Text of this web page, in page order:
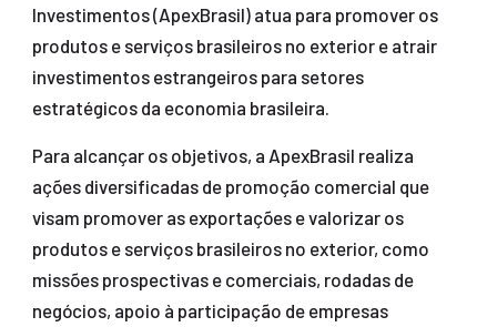
Investimentos (ApexBrasil) atua para promover os
produtos e serviços brasileiros no exterior e atrair
investimentos estrangeiros para setores
estratégicos da economia brasileira.
Para alcançar os objetivos, a ApexBrasil realiza
ações diversificadas de promoção comercial que
visam promover as exportações e valorizar os
produtos e serviços brasileiros no exterior, como
missões prospectivas e comerciais, rodadas de
negócios, apoio à participação de empresas